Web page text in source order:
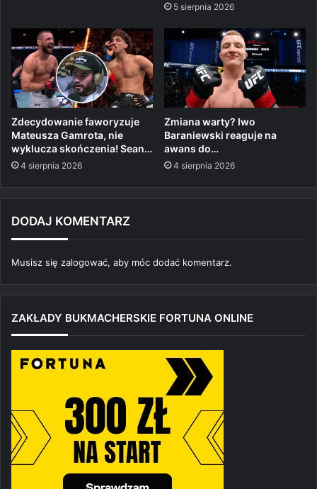
5 sierpnia 2026
Zdecydowanie faworyzuje
Mateusza Gamrota, nie
wyklucza skończenia! Sean…
4 sierpnia 2026
Zmiana warty? Iwo
Baraniewski reaguje na
awans do…
4 sierpnia 2026
DODAJ KOMENTARZ
Musisz się zalogować, aby móc dodać komentarz.
ZAKŁADY BUKMACHERSKIE FORTUNA ONLINE